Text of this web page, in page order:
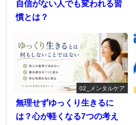
自信がない人でも変われる習
慣とは？
02_メンタルケア
無理せずゆっくり生きるに
は？心が軽くなる7つの考え